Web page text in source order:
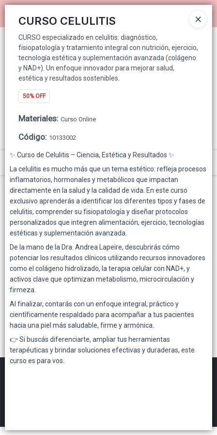
CURSO especializado en celulitis: diagnóstico, fisiopatología y
suplementación avanzada (colágeno y NAD+). Un enfoque innovador
CURSO CELULITIS
CURSO especializado en celulitis: diagnóstico,
fisiopatología y tratamiento integral con nutrición, ejercicio,
tecnología estética y suplementación avanzada (colágeno
y NAD+). Un enfoque innovador para mejorar salud,
estética y resultados sostenibles.
50% OFF
Materiales: Curso Online
Código: 10133002
✨ Curso de Celulitis – Ciencia, Estética y Resultados ✨
La celulitis es mucho más que un tema estético: refleja procesos
inflamatorios, hormonales y metabólicos que impactan
directamente en la salud y la calidad de vida. En este curso
exclusivo aprenderás a identificar los diferentes tipos y fases de
celulitis, comprender su fisiopatología y diseñar protocolos
personalizados que integren alimentación, ejercicio, tecnologías
estéticas y suplementación avanzada.
De la mano de la Dra. Andrea Lapeire, descubrirás cómo
potenciar los resultados clínicos utilizando recursos innovadores
como el colágeno hidrolizado, la terapia celular con NAD+, y
activos clave que optimizan metabolismo, microcirculación y
firmeza.
Al finalizar, contarás con un enfoque integral, práctico y
científicamente respaldado para acompañar a tus pacientes
hacia una piel más saludable, firme y armónica.
👉 Si buscás diferenciarte, ampliar tus herramientas
terapéuticas y brindar soluciones efectivas y duraderas, este
curso es para vos.
PUNTOS DE VENTA
CÓMO COMPRAR
QUIÉNES SOMOS
GENNUINE PARA CONSUMIDOR FINAL
CONTACTO
CURSO especializado en celulitis: diagnóstico, fisiopatología y tratamiento
integral con nutrición, ejercicio, tecnología estética y suplementación
avanzada (colágeno y NAD+). Un enfoque innovador para mejorar salud,
estética y resultados sostenibles.
Lista vacía